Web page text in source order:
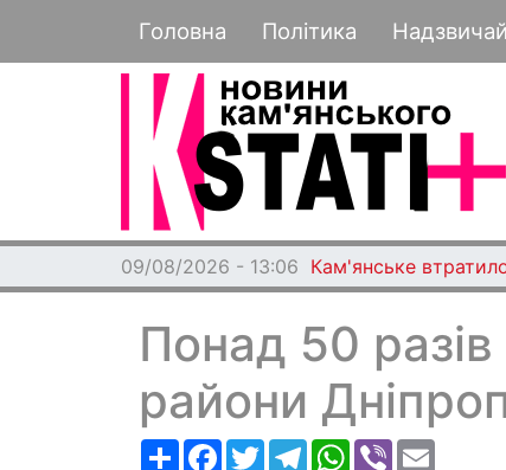
Основная навигация
Головна Політика
09/08/2026 - 13:06 Кам'янське
Понад 50
райони
РесурсFacebook
TwitterTelegramWhatsApp
Viber